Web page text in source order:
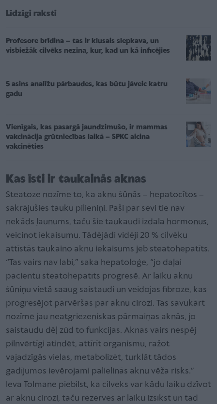
Līdzīgi raksti
Profesore brīdina – tas ir klusais slepkava, un
visbiežāk cilvēks nezina, kur, kad un kā inficējies
5 asins analīžu pārbaudes, kas būtu jāveic katru
gadu
Vienīgais, kas pasargā jaundzimušo, ir mammas
vakcinācija grūtniecības laikā – SPKC aicina
vakcinēties
Kas īsti ir taukainās aknas
Steatoze nozīmē to, ka aknu šūnās – hepatocītos –
sakrājušies tauku pilieniņi. Paši par sevi tie nav
nekāds ļaunums, taču šie taukaudi izdala hormonus,
veicinot iekaisumu. Tādējādi vidēji 20 % cilvēku
attīstās taukaino aknu iekaisums jeb steatohepatīts.
“Tas vairs nav labi,” saka hepatoloģe, “jo daļai
pacientu steatohepatīts progresē. Ar laiku aknu
šūniņu vietā saaug saistaudi un veidojas fibroze, kas
progresējot pārvēršas par aknu cirozi. Tas savukārt
nozīmē jau neatgriezeniskas pārmaiņas aknās, jo
saistaudu dēļ zūd to funkcijas. Aknas vairs nespēj
pilnvērtīgi atindēt, attīrīt organismu, ražot
vajadzīgās vielas, metabolizēt, turklāt tādos
gadījumos ievērojami palielinās aknu vēža risks.”
Ieva Tolmane piebilst, ka cilvēks var kādu laiku dzīvot
ar aknu cirozi, taču rezerves ar laiku izsīkst un tad